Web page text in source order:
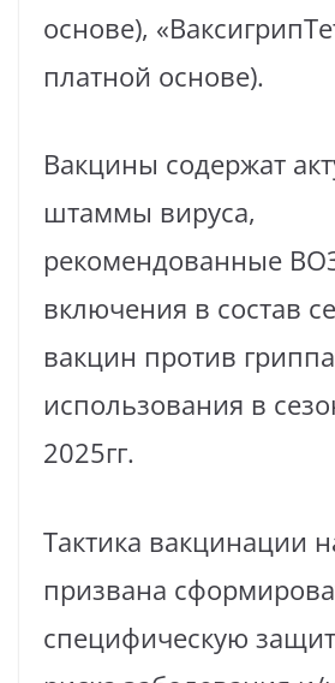
основе),
платной основе).
Вакцины содержат
штаммы вируса,
рекомендованные
включения в состав
вакцин против
использования в
2025гг.
Тактика вакцинации
призвана
специфическую